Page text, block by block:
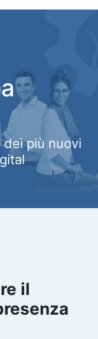
più nuovi
il